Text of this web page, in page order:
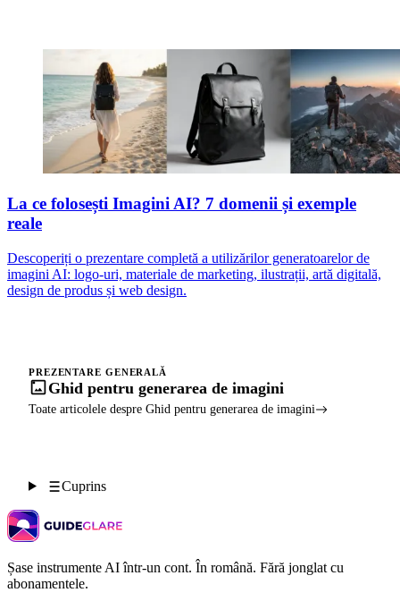
La ce folosești Imagini AI? 7 domenii și exemple
reale
Descoperiți o prezentare completă a utilizărilor generatoarelor de
imagini AI: logo-uri, materiale de marketing, ilustrații, artă digitală,
design de produs și web design.
PREZENTARE GENERALĂ
Ghid pentru generarea de imagini
Toate articolele despre Ghid pentru generarea de imagini
Cuprins
Șase instrumente AI într-un cont. În română. Fără jonglat cu
abonamentele.